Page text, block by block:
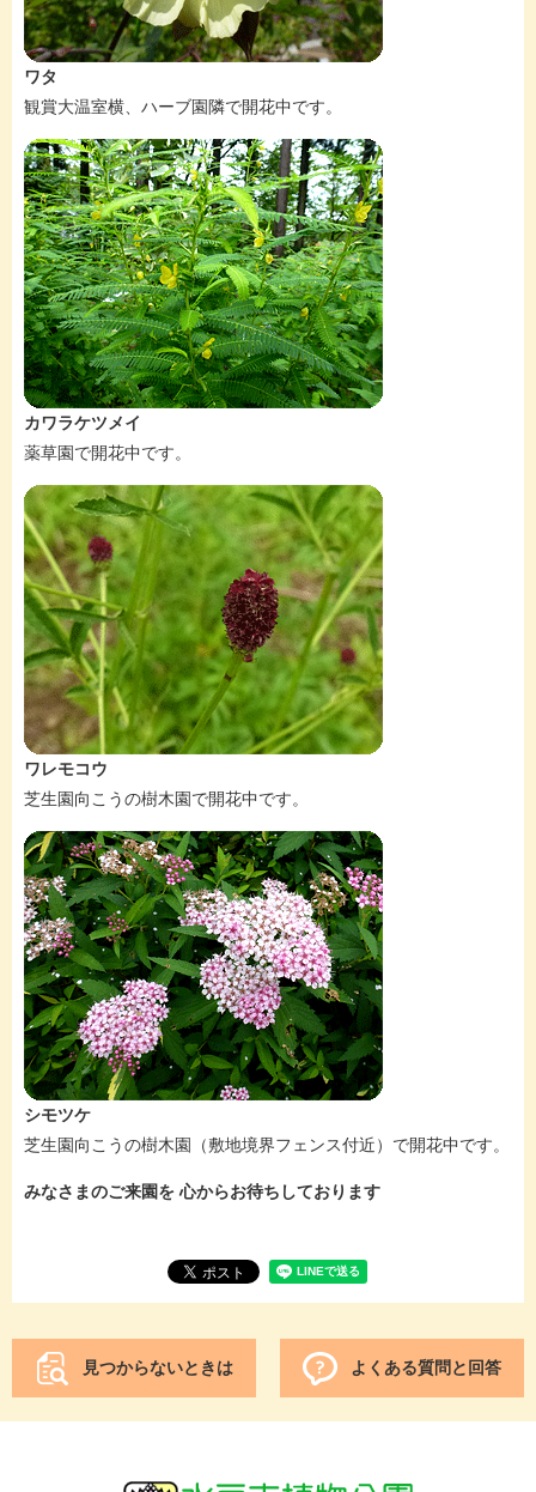
ワタ
観賞大温室横、ハーブ園隣で開花中です。
カワラケツメイ
薬草園で開花中です。
ワレモコウ
芝生園向こうの樹木園で開花中です。
シモツケ
芝生園向こうの樹木園（敷地境界フェンス付近）で開花中です。
みなさまのご来園を 心からお待ちしております
見つからないときは よくある質問と回答